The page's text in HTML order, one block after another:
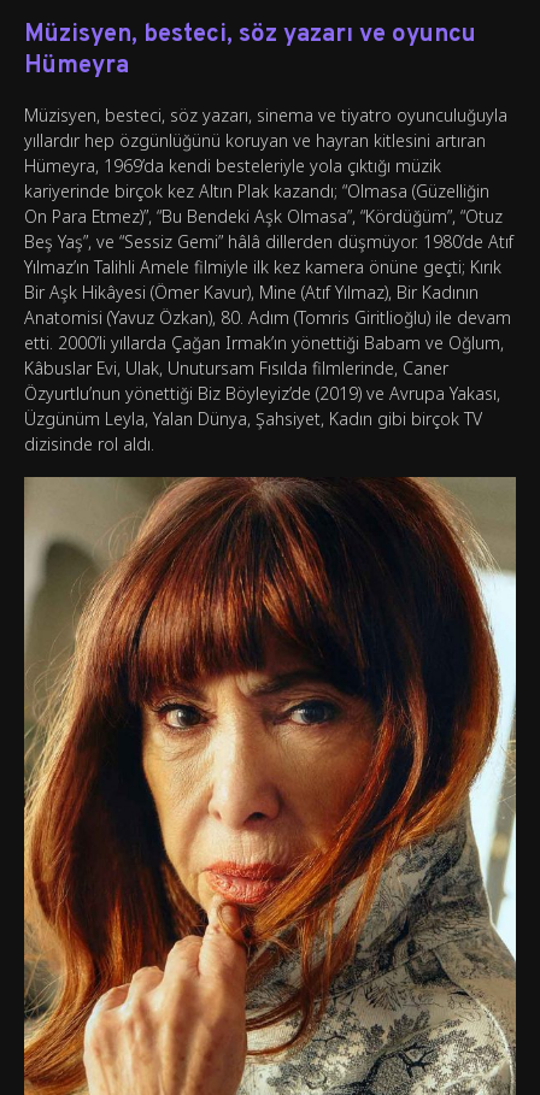
Müzisyen, besteci, söz yazarı ve oyuncu
Hümeyra
Müzisyen, besteci, söz yazarı, sinema ve tiyatro oyunculuğuyla
yıllardır hep özgünlüğünü koruyan ve hayran kitlesini artıran
Hümeyra, 1969’da kendi besteleriyle yola çıktığı müzik
kariyerinde birçok kez Altın Plak kazandı; “Olmasa (Güzelliğin
On Para Etmez)”, “Bu Bendeki Aşk Olmasa”, “Kördüğüm”, “Otuz
Beş Yaş”, ve “Sessiz Gemi” hâlâ dillerden düşmüyor. 1980’de Atıf
Yılmaz’ın Talihli Amele filmiyle ilk kez kamera önüne geçti; Kırık
Bir Aşk Hikâyesi (Ömer Kavur), Mine (Atıf Yılmaz), Bir Kadının
Anatomisi (Yavuz Özkan), 80. Adım (Tomris Giritlioğlu) ile devam
etti. 2000’li yıllarda Çağan Irmak’ın yönettiği Babam ve Oğlum,
Kâbuslar Evi, Ulak, Unutursam Fısılda filmlerinde, Caner
Özyurtlu’nun yönettiği Biz Böyleyiz’de (2019) ve Avrupa Yakası,
Üzgünüm Leyla, Yalan Dünya, Şahsiyet, Kadın gibi birçok TV
dizisinde rol aldı.